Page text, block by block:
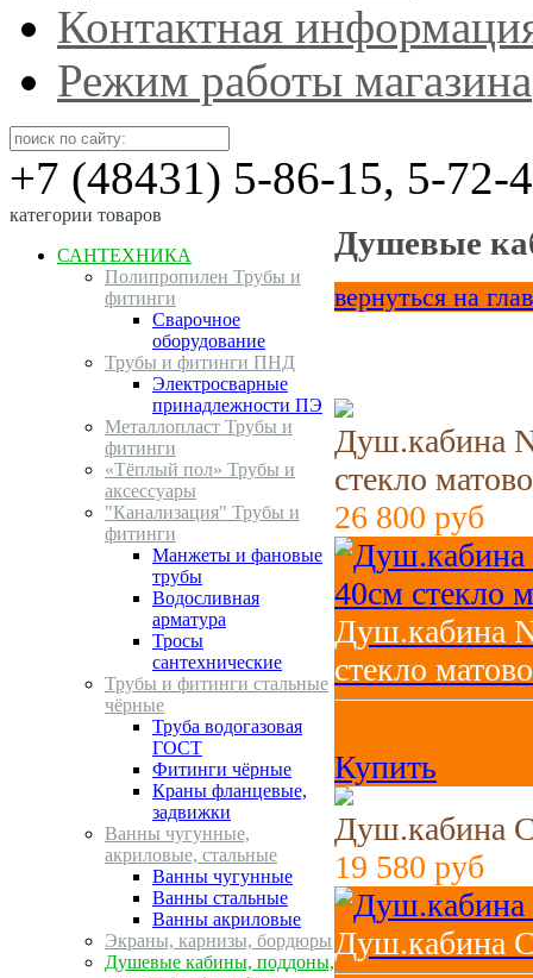
Контактная
Режим работы магазина
+7 (48431) 5-86-15, 5-72-
категории товаров
САНТЕХНИКА
Полипропилен Трубы и
фитинги
Сварочное
оборудование
Трубы и фитинги ПНД
Электросварные
принадлежности ПЭ
Металлопласт Трубы и
фитинги
«Тёплый пол» Трубы и
аксессуары
"Канализация" Трубы и
фитинги
Манжеты и фановые
трубы
Водосливная
арматура
Тросы
сантехнические
Трубы и фитинги стальные
чёрные
Труба водогазовая
ГОСТ
Фитинги чёрные
Краны фланцевые,
задвижки
Ванны чугунные,
акриловые, стальные
Ванны чугунные
Ванны стальные
Ванны акриловые
Экраны, карнизы, бордюры
Душевые кабины, поддоны,
Душевые
вернуться на
Душ.кабина
стекло
26 800 руб
Душ.кабина
стекло
Купить
Душ.кабина
19 580 руб
Душ.кабина